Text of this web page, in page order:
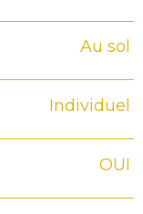
Au sol
Individuel
OUI